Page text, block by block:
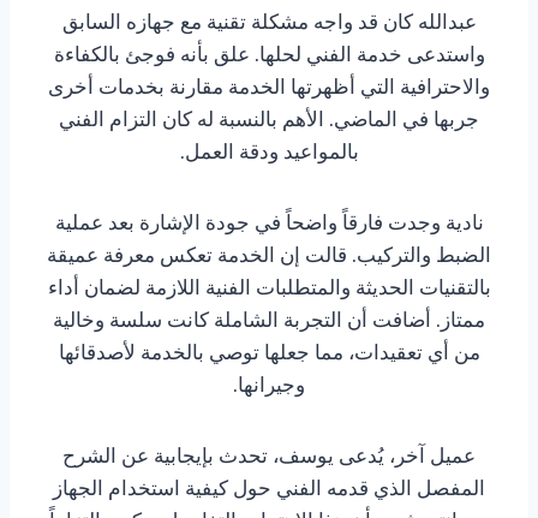
عبدالله كان قد واجه مشكلة تقنية مع جهازه السابق
واستدعى خدمة الفني لحلها. علق بأنه فوجئ بالكفاءة
والاحترافية التي أظهرتها الخدمة مقارنة بخدمات أخرى
جربها في الماضي. الأهم بالنسبة له كان التزام الفني
بالمواعيد ودقة العمل.
نادية وجدت فارقاً واضحاً في جودة الإشارة بعد عملية
الضبط والتركيب. قالت إن الخدمة تعكس معرفة عميقة
بالتقنيات الحديثة والمتطلبات الفنية اللازمة لضمان أداء
ممتاز. أضافت أن التجربة الشاملة كانت سلسة وخالية
من أي تعقيدات، مما جعلها توصي بالخدمة لأصدقائها
وجيرانها.
عميل آخر، يُدعى يوسف، تحدث بإيجابية عن الشرح
المفصل الذي قدمه الفني حول كيفية استخدام الجهاز